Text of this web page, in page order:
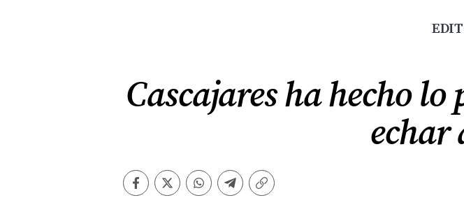
Cascajares ha hecho
echar
Facebook
TwitterWhatsapp
Telegram
Copiar